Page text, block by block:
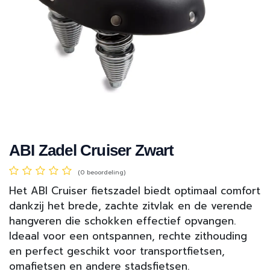
ABI Zadel Cruiser Zwart
(0 beoordeling)
Het ABI Cruiser fietszadel biedt optimaal comfort
dankzij het brede, zachte zitvlak en de verende
hangveren die schokken effectief opvangen.
Ideaal voor een ontspannen, rechte zithouding
en perfect geschikt voor transportfietsen,
omafietsen en andere stadsfietsen.